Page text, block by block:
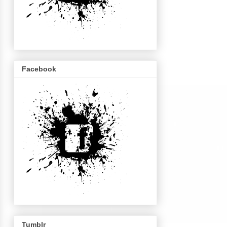
Facebook
Tumblr